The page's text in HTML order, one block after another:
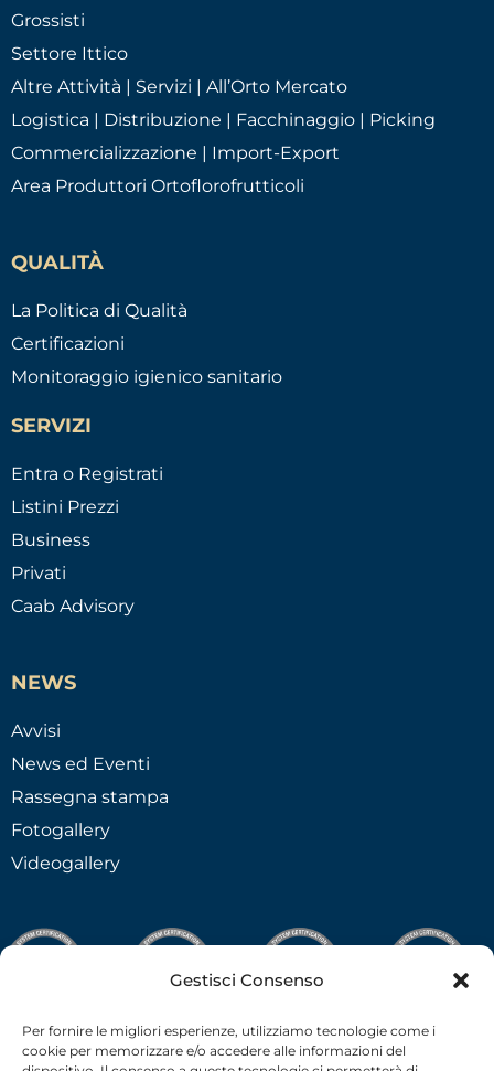
Gestisci Consenso
Per fornire le migliori esperienze, utilizziamo tecnologie come i
cookie per memorizzare e/o accedere alle informazioni del
Grossisti
Settore Ittico
Altre Attività | Servizi | All’Orto Mercato
Logistica | Distribuzione | Facchinaggio | Picking
Commercializzazione | Import-Export
Area Produttori Ortoflorofrutticoli
QUALITÀ
La Politica di Qualità
Certificazioni
Monitoraggio igienico sanitario
SERVIZI
Entra o Registrati
Listini Prezzi
Business
Privati
Caab Advisory
NEWS
Avvisi
News ed Eventi
Rassegna stampa
Fotogallery
Videogallery